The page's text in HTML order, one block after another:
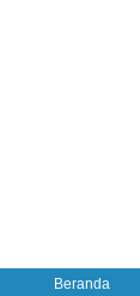
Beranda